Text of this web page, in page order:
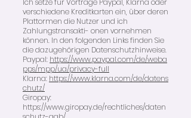
Ich setze für Vorträge Paypal, Klarna oder
verschiedene Kreditkarten ein, über deren
Plattormen die Nutzer und ich
Zahlungstransakti- onen vornehmen
können. In den folgenden Links finden Sie
die dazugehörigen Datenschutzhinweise.
Paypal: https://www.paypal.com/de/weba
pps/mpp/ua/privacy-full
Klarna: https://www.klarna.com/de/datens
chutz/
Giropay:
https://www.giropay.de/rechtliches/daten